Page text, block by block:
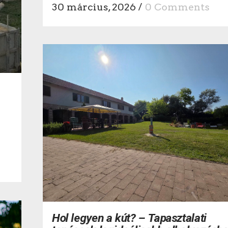
30 március, 2026 / 0 Comments
Hol legyen a kút? – Tapasztalati